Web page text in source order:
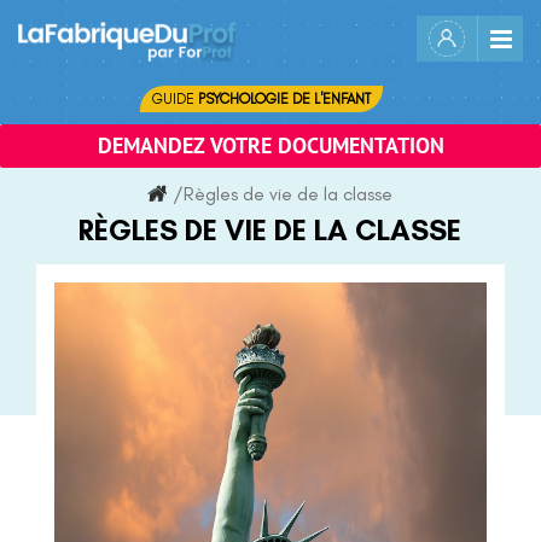
content
GUIDE PSYCHOLOGIE DE L'ENFANT
DEMANDEZ VOTRE DOCUMENTATION
/Règles de vie de la classe
RÈGLES DE VIE DE LA CLASSE